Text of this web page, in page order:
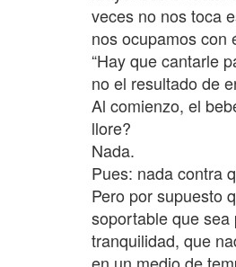
veces no nos toca
nos ocupamos con
“Hay que cantarle
no el resultado de
Al comienzo, el
llore?
Nada.
Pues: nada contra
Pero por supuesto
soportable que
tranquilidad, que